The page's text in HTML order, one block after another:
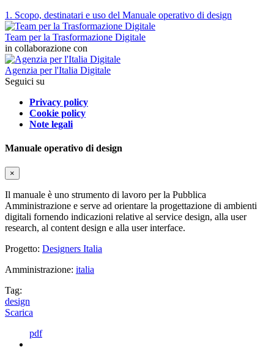
1. Scopo, destinatari e uso del Manuale operativo di design
Team per la Trasformazione Digitale
in collaborazione con
Agenzia per l'Italia Digitale
Seguici su
Privacy policy
Cookie policy
Note legali
Manuale operativo di design
×
Il manuale è uno strumento di lavoro per la Pubblica
Amministrazione e serve ad orientare la progettazione di ambienti
digitali fornendo indicazioni relative al service design, alla user
research, al content design e alla user interface.
Progetto: Designers Italia
Amministrazione: italia
Tag:
design
Scarica
pdf